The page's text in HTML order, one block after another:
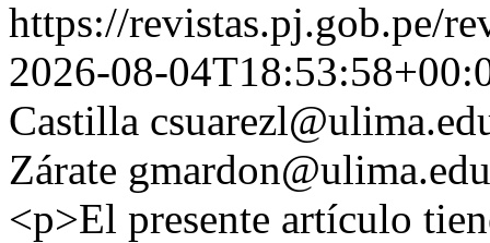
https://revistas.pj.gob.pe/
2026-08-
Castilla
Zárate
<p>El presente artículo